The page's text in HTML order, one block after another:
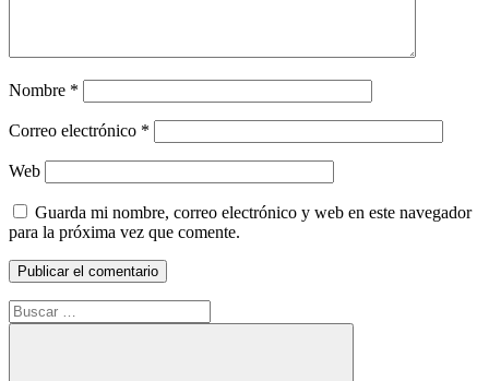
Nombre *
Correo electrónico *
Web
Guarda mi nombre, correo electrónico y web en este navegador
para la próxima vez que comente.
Buscar: